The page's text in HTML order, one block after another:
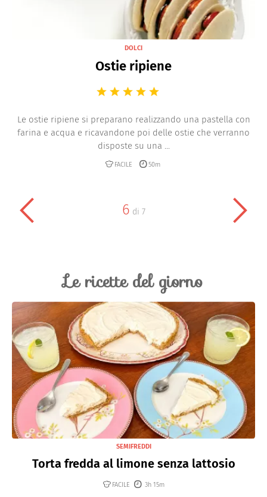
DOLCI
Ostie ripiene
Le ostie ripiene si preparano realizzando una pastella con
farina e acqua e ricavandone poi delle ostie che verranno
disposte su una ...
FACILE 50m
6 di 7
Le ricette del giorno
SEMIFREDDI
Torta fredda al limone senza lattosio
FACILE 3h 15m